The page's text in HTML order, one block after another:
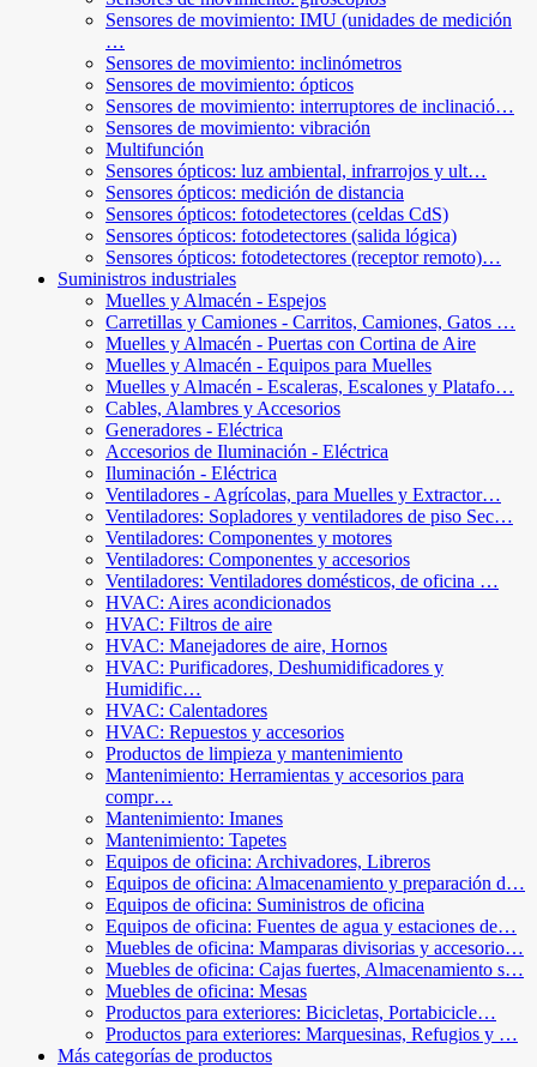
Sensores de movimiento: IMU (unidades de medición
…
Sensores de movimiento: inclinómetros
Sensores de movimiento: ópticos
Sensores de movimiento: interruptores de inclinació…
Sensores de movimiento: vibración
Multifunción
Sensores ópticos: luz ambiental, infrarrojos y ult…
Sensores ópticos: medición de distancia
Sensores ópticos: fotodetectores (celdas CdS)
Sensores ópticos: fotodetectores (salida lógica)
Sensores ópticos: fotodetectores (receptor remoto)…
Suministros industriales
Muelles y Almacén - Espejos
Carretillas y Camiones - Carritos, Camiones, Gatos …
Muelles y Almacén - Puertas con Cortina de Aire
Muelles y Almacén - Equipos para Muelles
Muelles y Almacén - Escaleras, Escalones y Platafo…
Cables, Alambres y Accesorios
Generadores - Eléctrica
Accesorios de Iluminación - Eléctrica
Iluminación - Eléctrica
Ventiladores - Agrícolas, para Muelles y Extractor…
Ventiladores: Sopladores y ventiladores de piso Sec…
Ventiladores: Componentes y motores
Ventiladores: Componentes y accesorios
Ventiladores: Ventiladores domésticos, de oficina …
HVAC: Aires acondicionados
HVAC: Filtros de aire
HVAC: Manejadores de aire, Hornos
HVAC: Purificadores, Deshumidificadores y
Humidific…
HVAC: Calentadores
HVAC: Repuestos y accesorios
Productos de limpieza y mantenimiento
Mantenimiento: Herramientas y accesorios para
compr…
Mantenimiento: Imanes
Mantenimiento: Tapetes
Equipos de oficina: Archivadores, Libreros
Equipos de oficina: Almacenamiento y preparación d…
Equipos de oficina: Suministros de oficina
Equipos de oficina: Fuentes de agua y estaciones de…
Muebles de oficina: Mamparas divisorias y accesorio…
Muebles de oficina: Cajas fuertes, Almacenamiento s…
Muebles de oficina: Mesas
Productos para exteriores: Bicicletas, Portabicicle…
Productos para exteriores: Marquesinas, Refugios y …
Más categorías de productos